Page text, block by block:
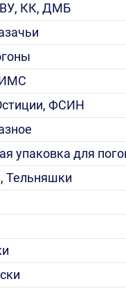
КК, ДМБ
ФСИН
упаковка для
Тельняшки